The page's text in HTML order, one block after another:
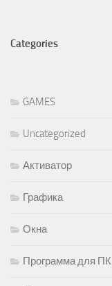
Categories
GAMES
Uncategorized
Активатор
Графика
Окна
Программа для ПК